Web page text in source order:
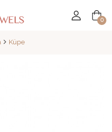
0
Küpe